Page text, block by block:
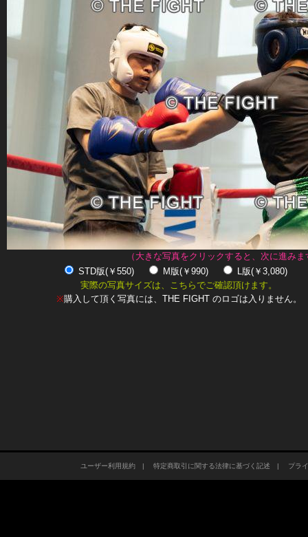
（大きな写真をクリックすると、次に進みま
STD版(￥550)
M版(￥990)
L版(￥3,080)
実際の写真サイズは、こちらでご確認頂けます。
※購入して頂く写真には、THE FIGHT のロゴは入りません。
ユーザー利用規約| 特定商取引に関する法律に基づく記述 | プラ